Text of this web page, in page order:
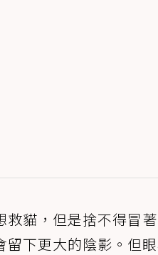
救貓，但是捨不得冒
留下更大的陰影。但